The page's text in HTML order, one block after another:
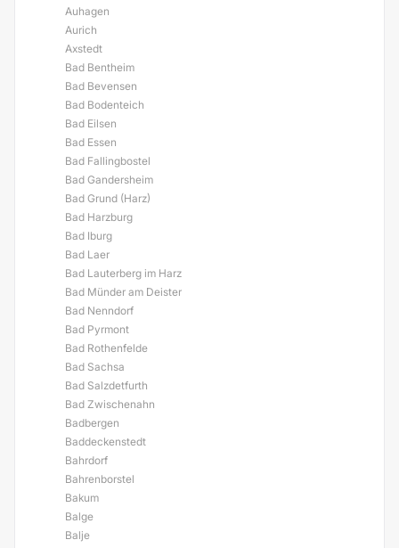
Auhagen
Aurich
Axstedt
Bad Bentheim
Bad Bevensen
Bad Bodenteich
Bad Eilsen
Bad Essen
Bad Fallingbostel
Bad Gandersheim
Bad Grund (Harz)
Bad Harzburg
Bad Iburg
Bad Laer
Bad Lauterberg im Harz
Bad Münder am Deister
Bad Nenndorf
Bad Pyrmont
Bad Rothenfelde
Bad Sachsa
Bad Salzdetfurth
Bad Zwischenahn
Badbergen
Baddeckenstedt
Bahrdorf
Bahrenborstel
Bakum
Balge
Balje